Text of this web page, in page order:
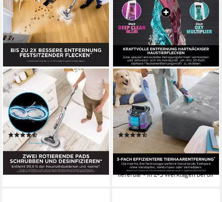
SHARK
Dampfreiniger Shark Steam &
Scrub mit Steam Blaster
Technologie S8201EU, 1120
W
(35)
ab 179,00 €
16,35 €mtl. in 12 Raten
lieferbar - in 1-2 Werktagen bei dir
SHARK
Wasch-Sauger PX250EUT
Shark StainStriker HairPro,
450 W, beutellos, Inklusive 4
Spezialaufsätzen
ab 205,00 € UVP229,90 €
18,72 €mtl. in 12 Raten
-11%
lieferbar - in 2-3 Werktagen bei dir